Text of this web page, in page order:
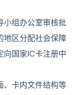
小组办公室审核批
地区分配社会保障
向国家IC卡注册中
、卡内文件结构等